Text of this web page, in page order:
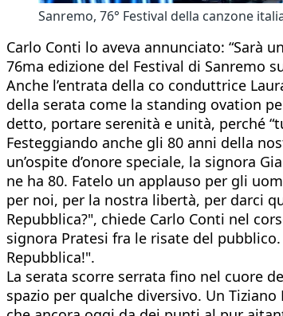
Sanremo, 76° Festival della canzone
Carlo Conti lo aveva annunciato: “Sarà
76ma edizione del Festival di Sanremo
Anche l’entrata della co conduttrice
della serata come la standing ovation
detto, portare serenità e unità, perché
Festeggiando anche gli 80 anni della
un’ospite d’onore speciale, la signora
ne ha 80. Fatelo un applauso per gli
per noi, per la nostra libertà, per darci
Repubblica?", chiede Carlo Conti nel
signora Pratesi fra le risate del
Repubblica!".
La serata scorre serrata fino nel cuore
spazio per qualche diversivo. Un